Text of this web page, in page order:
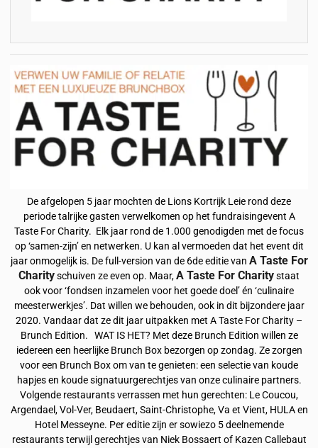
De afgelopen 5 jaar mochten de Lions Kortrijk Leie rond deze
periode talrijke gasten verwelkomen op het fundraisingevent A
Taste For Charity. Elk jaar rond de 1.000 genodigden met de focus
op ‘samen-zijn’ en netwerken. U kan al vermoeden dat het event dit
jaar onmogelijk is. De full-version van de 6de editie van A Taste For
Charityschuiven ze even op. Maar,A Taste For Charitystaat
ook voor ‘fondsen inzamelen voor het goede doel’ én ‘culinaire
meesterwerkjes’. Dat willen we behouden, ook in dit bijzondere jaar
2020. Vandaar dat ze dit jaar uitpakken met A Taste For Charity –
Brunch Edition. WAT IS HET? Met deze Brunch Edition willen ze
iedereen een heerlijke Brunch Box bezorgen op zondag. Ze zorgen
voor een Brunch Box om van te genieten: een selectie van koude
hapjes en koude signatuurgerechtjes van onze culinaire partners.
Volgende restaurants verrassen met hun gerechten: Le Coucou,
Argendael, Vol-Ver, Beudaert, Saint-Christophe, Va et Vient, HULA en
Hotel Messeyne. Per editie zijn er sowiezo 5 deelnemende
restaurants terwijl gerechtjes van Niek Bossaert of Kazen Callebaut